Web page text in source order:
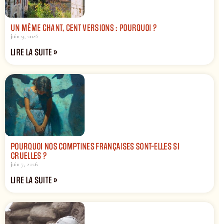
UN MÊME CHANT, CENT VERSIONS : POURQUOI ?
juin 9, 2026
LIRE LA SUITE »
POURQUOI NOS COMPTINES FRANÇAISES SONT-ELLES SI
CRUELLES ?
juin 7, 2026
LIRE LA SUITE »